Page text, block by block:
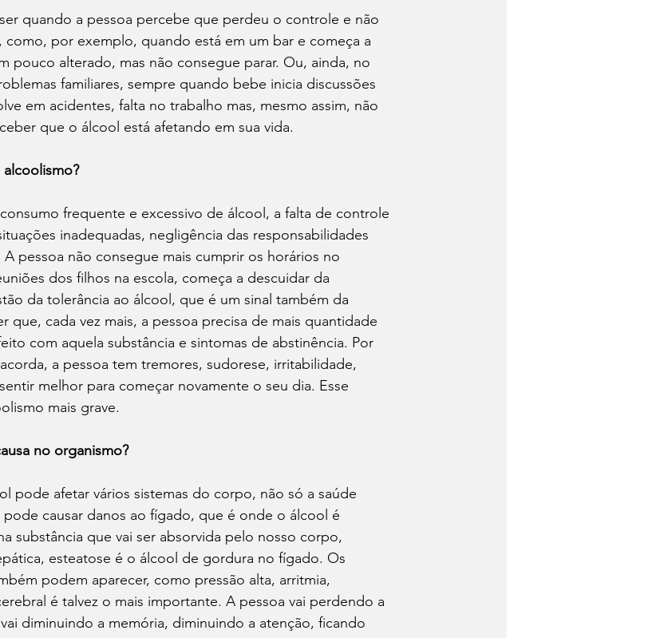
quando a pessoa percebe que perdeu o controle e não
como, por exemplo, quando está em um bar e começa a
pouco alterado, mas não consegue parar. Ou, ainda, no
familiares, sempre quando bebe inicia discussões
em acidentes, falta no trabalho mas, mesmo assim, não
que o álcool está afetando em sua vida.
frequente e excessivo de álcool, a falta de controle
inadequadas, negligência das responsabilidades
pessoa não consegue mais cumprir os horários no
dos filhos na escola, começa a descuidar da
da tolerância ao álcool, que é um sinal também da
que, cada vez mais, a pessoa precisa de mais quantidade
com aquela substância e sintomas de abstinência. Por
a pessoa tem tremores, sudorese, irritabilidade,
melhor para começar novamente o seu dia. Esse
mais grave.
no organismo?
pode afetar vários sistemas do corpo, não só a saúde
pode causar danos ao fígado, que é onde o álcool é
substância que vai ser absorvida pelo nosso corpo,
esteatose é o álcool de gordura no fígado. Os
podem aparecer, como pressão alta, arritmia,
é talvez o mais importante. A pessoa vai perdendo a
diminuindo a memória, diminuindo a atenção, ficando